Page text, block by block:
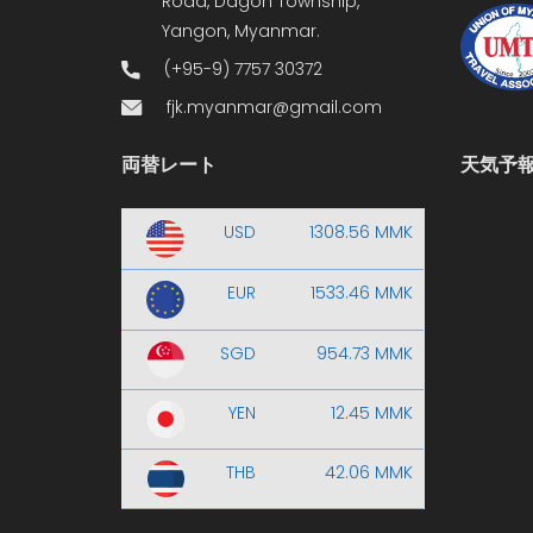
Yangon, Myanmar.
(+95-9) 7757 30372
fjk.myanmar@gmail.com
両替レート
USD 1308.56 MMK
EUR 1533.46 MMK
SGD 954.73 MMK
YEN 12.45 MMK
THB 42.06 MMK
天気予